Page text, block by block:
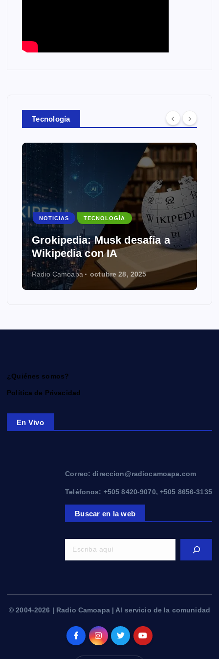
Tecnología
NOTICIAS TECNOLOGÍA
Grokipedia: Musk desafía a
Wikipedia con IA
Radio Camoapa octubre 28, 2025
¿Quiénes somos?
Política de Privacidad
En Vivo
Correo: direccion@radiocamoapa.com
Teléfonos: +505 8420-9070, +505 8656-3135
Buscar en la web
© 2004-2026 | Radio Camoapa | Al servicio de la comunidad